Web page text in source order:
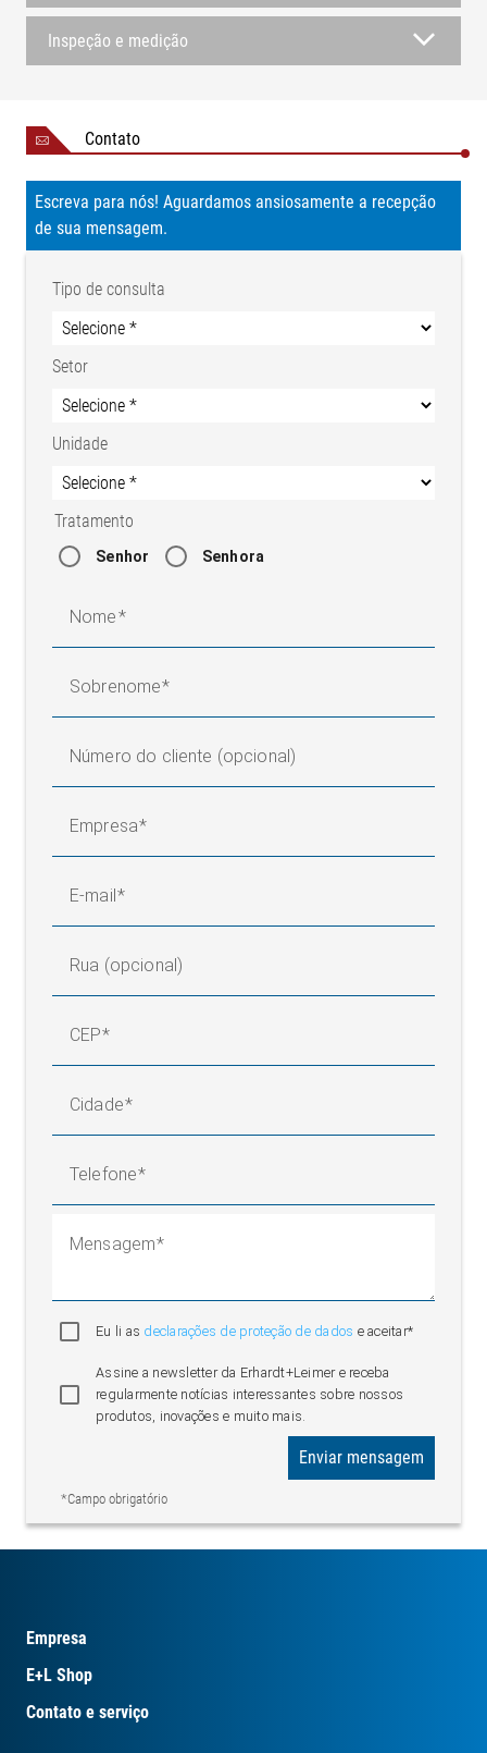
Inspeção e medição
Contato
Escreva para nós! Aguardamos ansiosamente a recepção
de sua mensagem.
Tipo de consulta
Setor
Unidade
Tratamento
Senhor Senhora
Nome
Sobrenome
Número do cliente (opcional)
Empresa
E-mail
Rua (opcional)
CEP
Cidade
Telefone
Mensagem
Eu li as declarações de proteção de dados e aceitar*
Assine a newsletter da Erhardt+Leimer e receba
regularmente notícias interessantes sobre nossos
produtos, inovações e muito mais.
*Campo obrigatório
Enviar mensagem
Empresa
E+L Shop
Contato e serviço